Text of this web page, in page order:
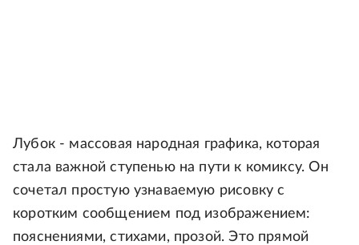
Лубок - массовая народная графика, которая
стала важной ступенью на пути к комиксу. Он
сочетал простую узнаваемую рисовку с
коротким сообщением под изображением:
пояснениями, стихами, прозой. Это прямой